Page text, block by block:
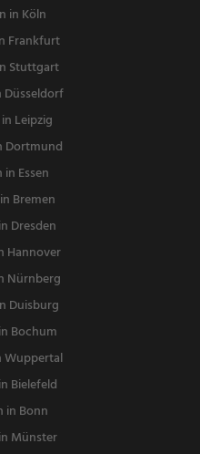
in Köln
Frankfurt
Stuttgart
Leipzig
Dortmund
Essen
Bremen
Dresden
Hannover
Nürnberg
Duisburg
Bochum
Wuppertal
Bielefeld
in Bonn
Münster